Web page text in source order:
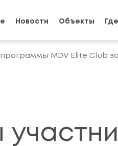
Новости Объекты
MDV Elite Club